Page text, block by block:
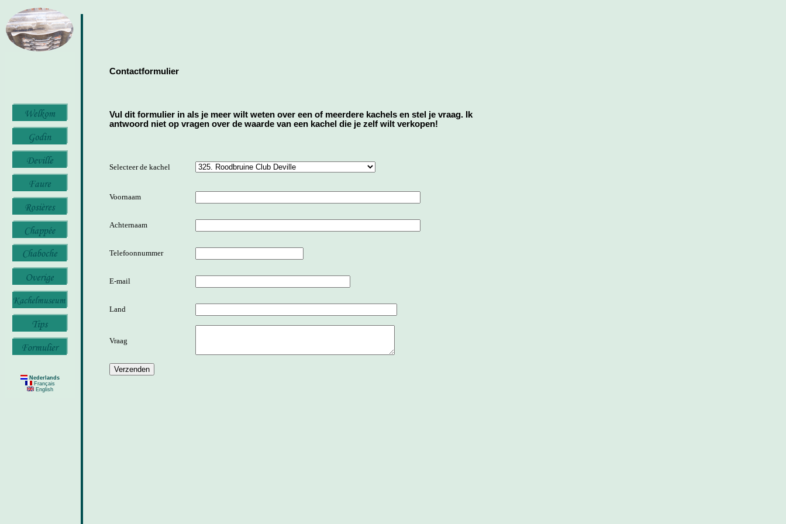
Nederlands
Français
English
Contactformulier
Vul dit formulier in als je meer wilt weten over een of meerdere kachels en stel je vraag. Ik
antwoord niet op vragen over de waarde van een kachel die je zelf wilt verkopen!
Selecteer de kachel
Voornaam
Achternaam
Telefoonnummer
E-mail
Land
Vraag